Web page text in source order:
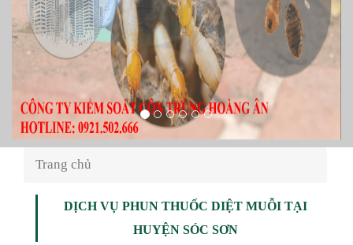
Trang chủ
DỊCH VỤ PHUN THUỐC DIỆT MUỖI TẠI
HUYỆN SÓC SƠN